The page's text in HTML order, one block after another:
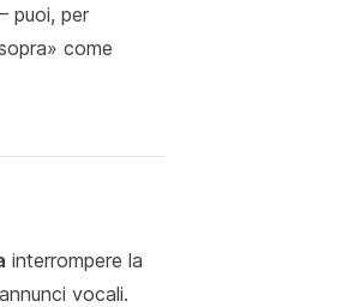
puoi, per
come
interrompere la
vocali.